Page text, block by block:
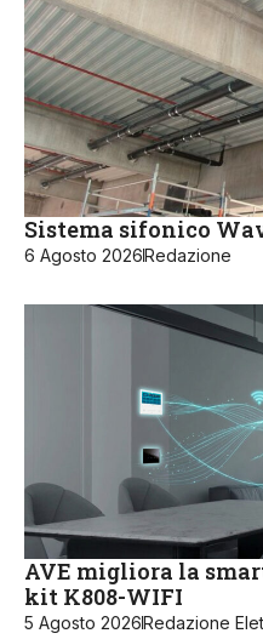
Sistema sifonico
6 Agosto 2026Redazione
AVE migliora la
kit K808-WIFI
5 Agosto 2026Redazione